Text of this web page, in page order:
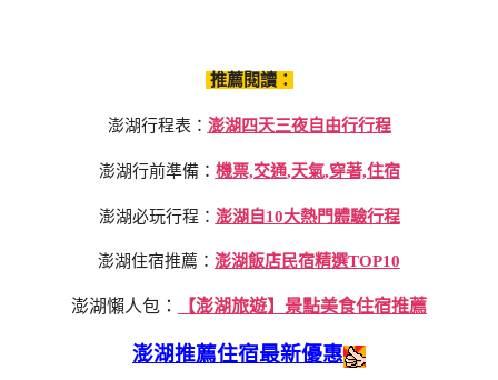
推薦閱讀：
澎湖行程表： 澎湖四天三夜自由行行程
澎湖行前準備： 機票,交通,天氣,穿著,住宿
澎湖必玩行程： 澎湖自10大熱門體驗行程
澎湖住宿推薦： 澎湖飯店民宿精選TOP10
澎湖懶人包： 【澎湖旅遊】景點美食住宿推薦
澎湖推薦住宿最新優惠